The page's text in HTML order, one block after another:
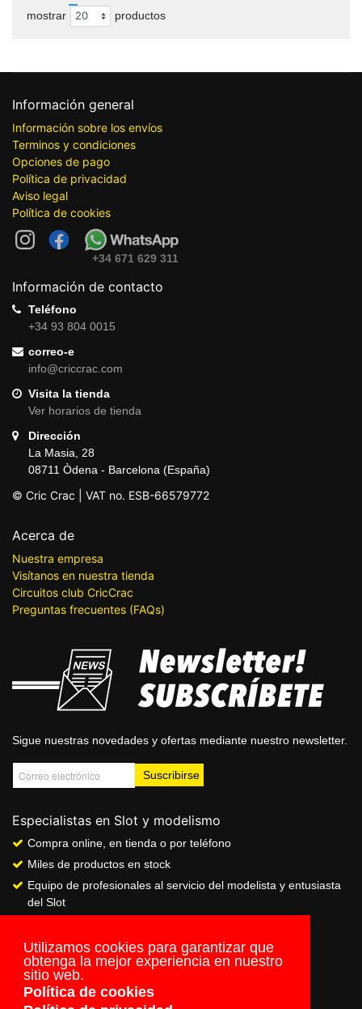
Utilizamos cookies para garantizar que
obtenga la mejor experiencia en nuestro
sitio web.
Política de cookies
mostrar productos
Información general
Información sobre los envíos
Terminos y condiciones
Opciones de pago
Política de privacidad
Aviso legal
Política de cookies
+34 671 629 311
Información de contacto
Teléfono
+34 93 804 0015
correo-e
info@criccrac.com
Visita la tienda
Ver horarios de tienda
Dirección
La Masia, 28
08711 Òdena - Barcelona (España)
© Cric Crac | VAT no. ESB-66579772
Acerca de
Nuestra empresa
Visítanos en nuestra tienda
Circuitos club CricCrac
Preguntas frecuentes (FAQs)
Sigue nuestras novedades y ofertas mediante nuestro newsletter.
Especialistas en Slot y modelismo
Compra online, en tienda o por teléfono
Miles de productos en stock
Equipo de profesionales al servicio del modelista y entusiasta
del Slot
Servicio de pago seguro online
Envios a todo el mundo